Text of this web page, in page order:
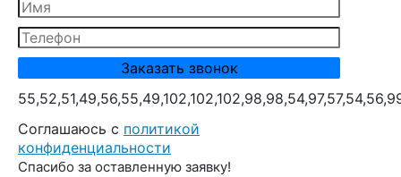
Cоглашаюсь с политикой
конфиденциальности
Спасибо за оставленную заявку!